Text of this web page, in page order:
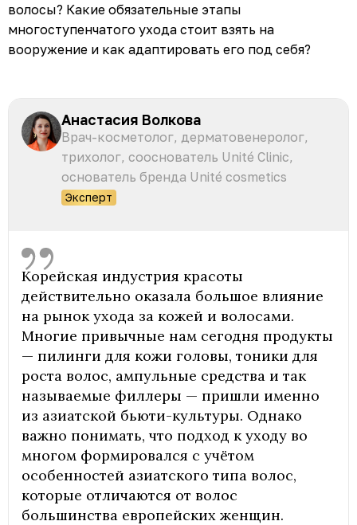
волосы? Какие обязательные этапы
многоступенчатого ухода стоит взять на
вооружение и как адаптировать его под себя?
Анастасия Волкова
Врач-косметолог, дерматовенеролог,
трихолог, сооснователь Unité Clinic,
основатель бренда Unité cosmetics
Эксперт
Корейская индустрия красоты
действительно оказала большое влияние
на рынок ухода за кожей и волосами.
Многие привычные нам сегодня продукты
— пилинги для кожи головы, тоники для
роста волос, ампульные средства и так
называемые филлеры — пришли именно
из азиатской бьюти-культуры. Однако
важно понимать, что подход к уходу во
многом формировался с учётом
особенностей азиатского типа волос,
которые отличаются от волос
большинства европейских женщин.